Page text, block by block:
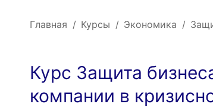
Главная Курсы Экономика
Курс Защита
компании в